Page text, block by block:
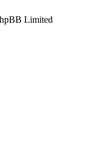
Limited